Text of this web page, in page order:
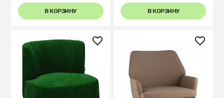
В КОРЗИНУ В КОРЗИНУ